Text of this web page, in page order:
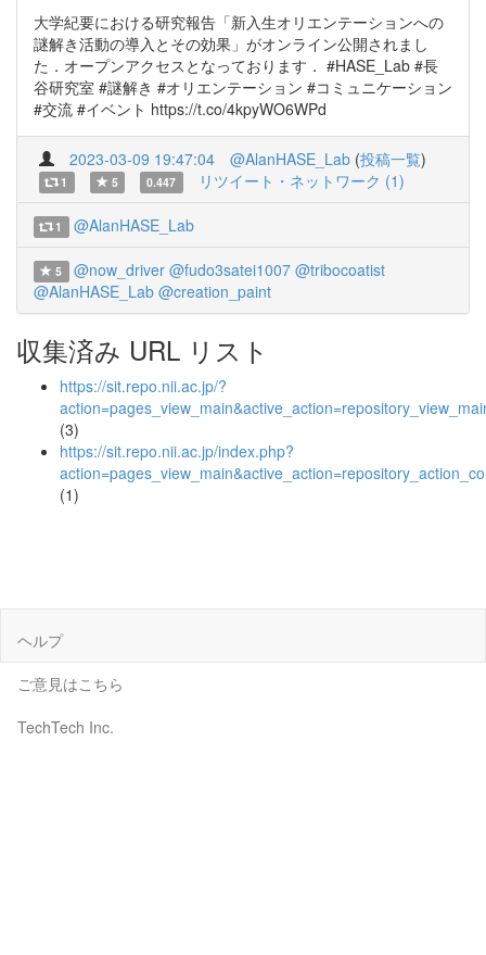
大学紀要における研究報告「新入生オリエンテーションへの
謎解き活動の導入とその効果」がオンライン公開されまし
た．オープンアクセスとなっております． #HASE_Lab #長
谷研究室 #謎解き #オリエンテーション #コミュニケーション
#交流 #イベント https://t.co/4kpyWO6WPd
2023-03-09 19:47:04 @AlanHASE_Lab (投稿一覧)
1 5 0.447 リツイート・ネットワーク (1)
1 @AlanHASE_Lab
5 @now_driver @fudo3satei1007 @tribocoatist
@AlanHASE_Lab @creation_paint
収集済み URL リスト
https://sit.repo.nii.ac.jp/?
(3)
https://sit.repo.nii.ac.jp/index.php?
(1)
ヘルプ
ご意見はこちら
TechTech Inc.